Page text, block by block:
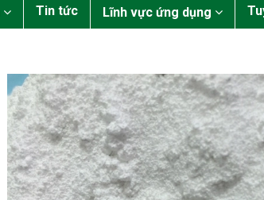
Tin tức Lĩnh vực ứng dụng